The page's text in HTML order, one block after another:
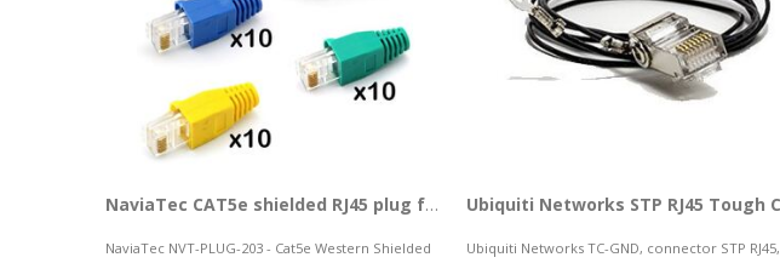
NaviaTec CAT5e shielded RJ45 plug for round cable incl strain relief plug black 10pc
NaviaTec NVT-PLUG-203 - Cat5e Western Shielded
Ubiquiti Networks TC-GND, connector STP RJ45,